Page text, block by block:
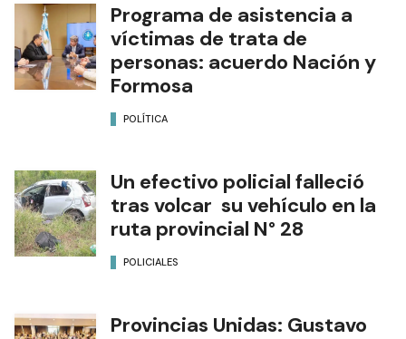
Programa de asistencia a
víctimas de trata de
personas: acuerdo Nación y
Formosa
POLÍTICA
Un efectivo policial falleció
tras volcar su vehículo en la
ruta provincial N° 28
POLICIALES
Provincias Unidas: Gustavo